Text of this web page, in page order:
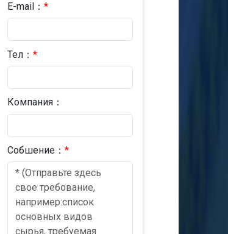
E-mail：*
Тел：*
Компания：
Cобшениe：*